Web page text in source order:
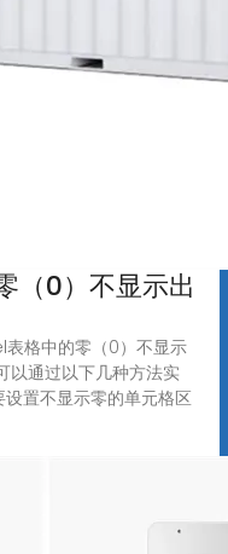
（0）不显示出
格中的零（0）不显示
以通过以下几种方法实
置不显示零的单元格区